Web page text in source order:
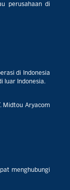
perusahaan di
di Indonesia
luar Indonesia.
Midtou Aryacom
menghubungi